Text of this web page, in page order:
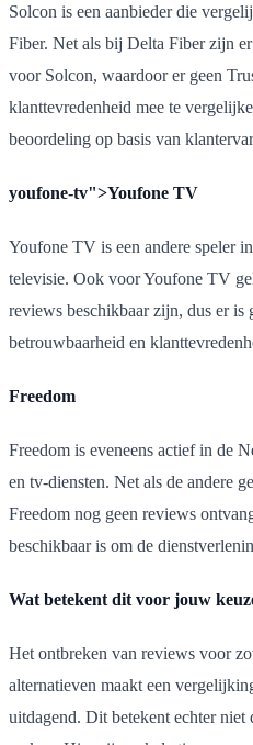
Solcon is een aanbieder die
Fiber. Net als bij Delta Fiber zijn
voor Solcon, waardoor er geen
klanttevredenheid mee te
beoordeling op basis van
youfone-tv">Youfone TV
Youfone TV is een andere speler
televisie. Ook voor Youfone TV
reviews beschikbaar zijn, dus er is
betrouwbaarheid en
Freedom
Freedom is eveneens actief in de
en tv-diensten. Net als de andere
Freedom nog geen reviews
beschikbaar is om de
Wat betekent dit voor jouw
Het ontbreken van reviews voor
alternatieven maakt een
uitdagend. Dit betekent echter niet